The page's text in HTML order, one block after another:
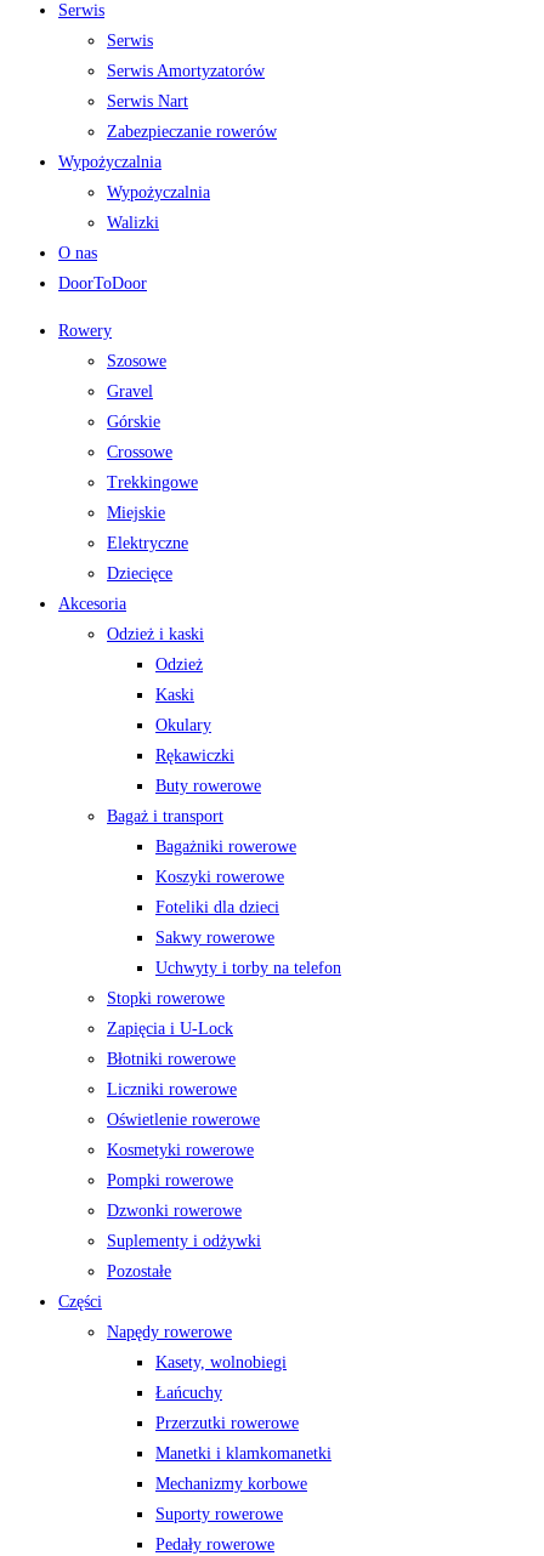
Serwis
Serwis
Serwis Amortyzatorów
Serwis Nart
Zabezpieczanie rowerów
Wypożyczalnia
Wypożyczalnia
Walizki
O nas
DoorToDoor
Rowery
Szosowe
Gravel
Górskie
Crossowe
Trekkingowe
Miejskie
Elektryczne
Dziecięce
Akcesoria
Odzież i kaski
Odzież
Kaski
Okulary
Rękawiczki
Buty rowerowe
Bagaż i transport
Bagażniki rowerowe
Koszyki rowerowe
Foteliki dla dzieci
Sakwy rowerowe
Uchwyty i torby na telefon
Stopki rowerowe
Zapięcia i U-Lock
Błotniki rowerowe
Liczniki rowerowe
Oświetlenie rowerowe
Kosmetyki rowerowe
Pompki rowerowe
Dzwonki rowerowe
Suplementy i odżywki
Pozostałe
Części
Napędy rowerowe
Kasety, wolnobiegi
Łańcuchy
Przerzutki rowerowe
Manetki i klamkomanetki
Mechanizmy korbowe
Suporty rowerowe
Pedały rowerowe